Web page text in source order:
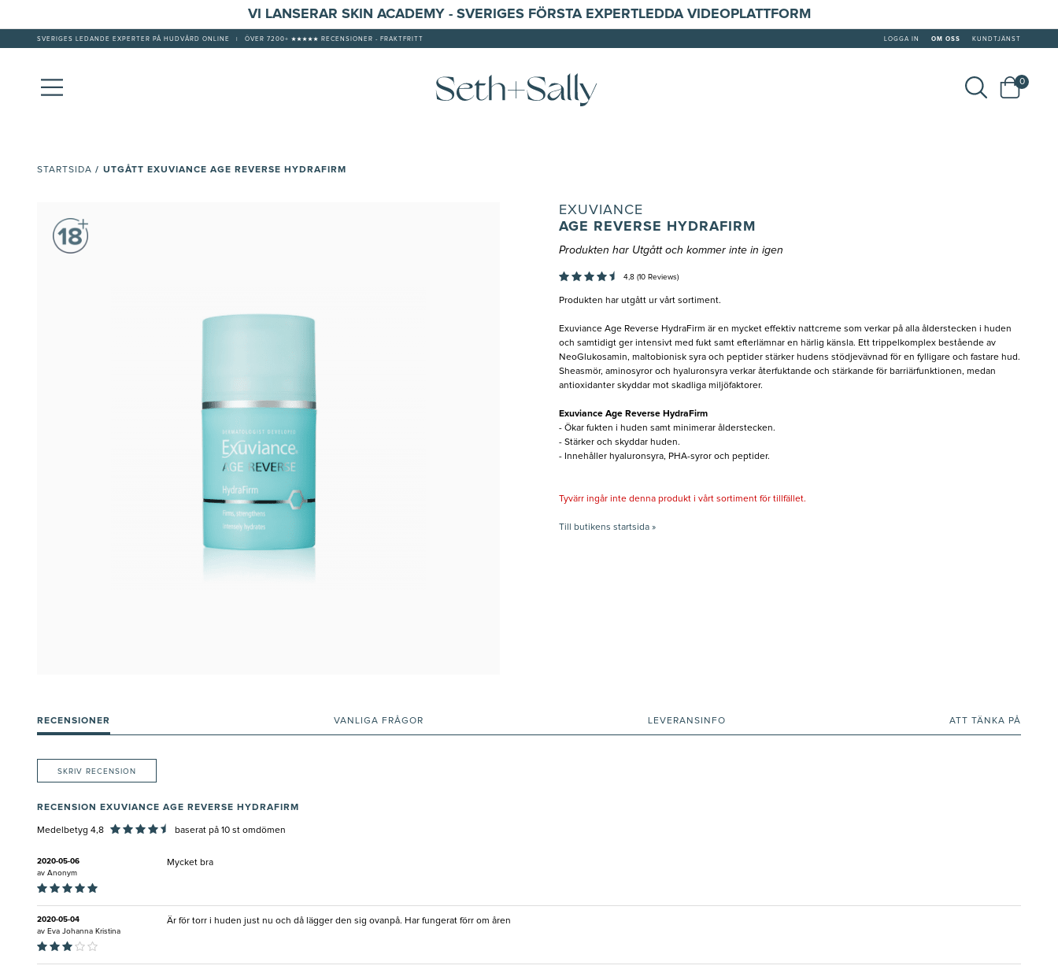
VI LANSERAR SKIN ACADEMY - SVERIGES FÖRSTA EXPERTLEDDA VIDEOPLATTFORM
SVERIGES LEDANDE EXPERTER PÅ HUDVÅRD ONLINE ÖVER 7200+ ★★★★★ RECENSIONER - FRAKTFRITT LOGGA IN OM OSS KUNDTJÄNST
0
STARTSIDA / UTGÅTT EXUVIANCE AGE REVERSE HYDRAFIRM
EXUVIANCE
AGE REVERSE HYDRAFIRM
Produkten har Utgått och kommer inte in igen
4,8 (10 Reviews)
Produkten har utgått ur vårt sortiment.
Exuviance Age Reverse HydraFirm är en mycket effektiv nattcreme som verkar på alla ålderstecken i huden
och samtidigt ger intensivt med fukt samt efterlämnar en härlig känsla. Ett trippelkomplex bestående av
NeoGlukosamin, maltobionisk syra och peptider stärker hudens stödjevävnad för en fylligare och fastare hud.
Sheasmör, aminosyror och hyaluronsyra verkar återfuktande och stärkande för barriärfunktionen, medan
antioxidanter skyddar mot skadliga miljöfaktorer.
Exuviance Age Reverse HydraFirm
- Ökar fukten i huden samt minimerar ålderstecken.
- Stärker och skyddar huden.
- Innehåller hyaluronsyra, PHA-syror och peptider.
Tyvärr ingår inte denna produkt i vårt sortiment för tillfället.
Till butikens startsida »
RECENSIONER VANLIGA FRÅGOR LEVERANSINFO ATT TÄNKA PÅ
SKRIV RECENSION
RECENSION EXUVIANCE AGE REVERSE HYDRAFIRM
Medelbetyg 4,8 baserat på 10 st omdömen
2020-05-06
av Anonym
Mycket bra
2020-05-04
av Eva Johanna Kristina
Är för torr i huden just nu och då lägger den sig ovanpå. Har fungerat förr om åren